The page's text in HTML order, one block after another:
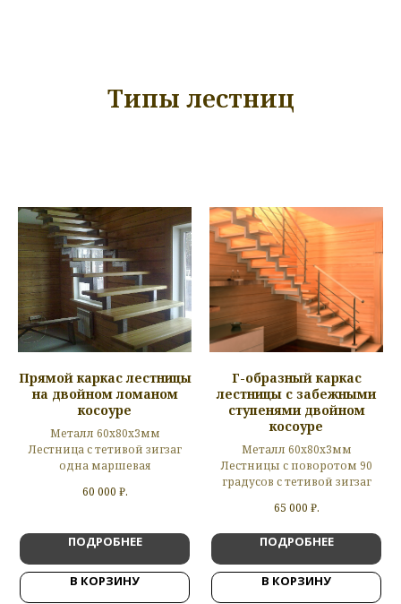
Типы лестниц
Прямой каркас лестницы
на двойном ломаном
косоуре
Металл 60х80х3мм
Лестница с тетивой зигзаг
одна маршевая
60 000 ₽.
ПОДРОБНЕЕ
В КОРЗИНУ
Г-образный каркас
лестницы с забежными
ступенями двойном
косоуре
Металл 60х80х3мм
Лестницы с поворотом 90
градусов с тетивой зигзаг
65 000 ₽.
ПОДРОБНЕЕ
В КОРЗИНУ